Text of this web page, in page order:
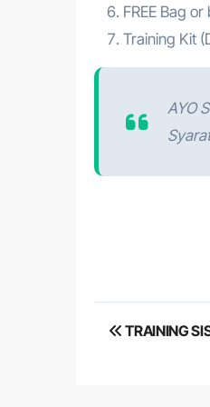
FREE Bag
Training Kit
AYO
Post
TRAINING